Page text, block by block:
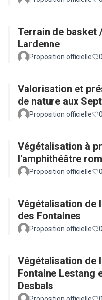
Terrain de basket
Lardenne
Proposition officielle 0
Valorisation et
de nature aux
Proposition officielle 0
Végétalisation à
l'amphithéâtre
Proposition officielle 0
Végétalisation de
des Fontaines
Proposition officielle 0
Végétalisation de
Fontaine Lestang
Desbals